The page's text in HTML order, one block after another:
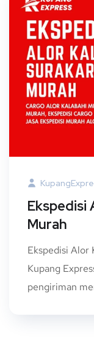
Ekspedisi
Murah
Ekspedisi Alor
Kupang
pengiriman